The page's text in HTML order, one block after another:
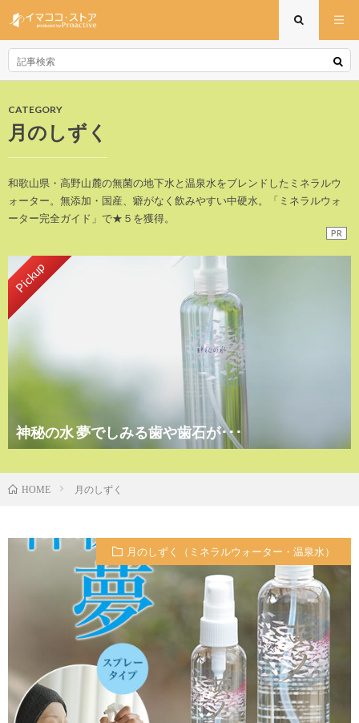
CATEGORY
月のしずく
和歌山県・高野山麓の無菌の地下水と温泉水をブレンドしたミネラルウ
ォーター。無添加・国産、癖がなく飲みやすい中硬水。「ミネラルウォ
ーター完全ガイド」で★５を獲得。
PR
Pickup
神秘の水 夢でしみる歯や歯石が･･･
HOME 月のしずく
月のしずく（ミネラルウォーター・温泉水）